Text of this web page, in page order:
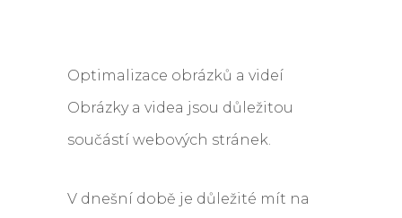
Optimalizace obrázků a videí
Obrázky a videa jsou důležitou
součástí webových stránek.
V dnešní době je důležité mít na